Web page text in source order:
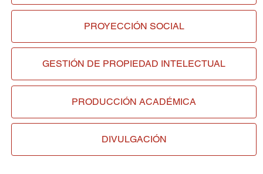
PROYECCIÓN SOCIAL
GESTIÓN DE PROPIEDAD INTELECTUAL
PRODUCCIÓN ACADÉMICA
DIVULGACIÓN